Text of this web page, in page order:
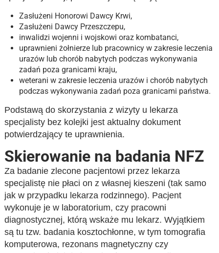
Zasłużeni Honorowi Dawcy Krwi,
Zasłużeni Dawcy Przeszczepu,
inwalidzi wojenni i wojskowi oraz kombatanci,
uprawnieni żołnierze lub pracownicy w zakresie leczenia
urazów lub chorób nabytych podczas wykonywania
zadań poza granicami kraju,
weterani w zakresie leczenia urazów i chorób nabytych
podczas wykonywania zadań poza granicami państwa.
Podstawą do skorzystania z wizyty u lekarza
specjalisty bez kolejki jest aktualny dokument
potwierdzający te uprawnienia.
Skierowanie na badania NFZ
Za badanie zlecone pacjentowi przez lekarza
specjalistę nie płaci on z własnej kieszeni (tak samo
jak w przypadku lekarza rodzinnego). Pacjent
wykonuje je w laboratorium, czy pracowni
diagnostycznej, którą wskaże mu lekarz. Wyjątkiem
są tu tzw. badania kosztochłonne, w tym tomografia
komputerowa, rezonans magnetyczny czy